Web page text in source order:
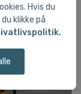
Hvis du
klikke på